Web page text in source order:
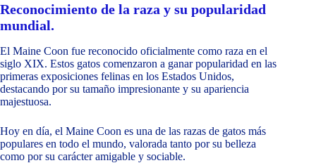
Reconocimiento de la raza y su popularidad
mundial.
El Maine Coon fue reconocido oficialmente como raza en el
siglo XIX. Estos gatos comenzaron a ganar popularidad en las
primeras exposiciones felinas en los Estados Unidos,
destacando por su tamaño impresionante y su apariencia
majestuosa.
Hoy en día, el Maine Coon es una de las razas de gatos más
populares en todo el mundo, valorada tanto por su belleza
como por su carácter amigable y sociable.